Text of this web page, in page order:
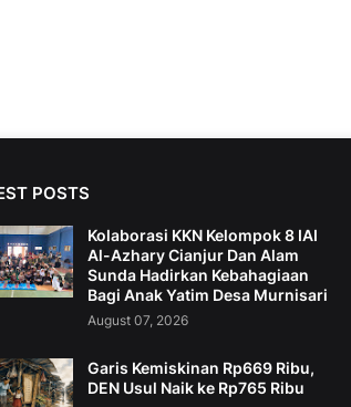
POSTS
Kolaborasi KKN Kelompok 8 IAI
Al-Azhary Cianjur Dan Alam
Sunda Hadirkan Kebahagiaan
Bagi Anak Yatim Desa Murnisari
August 07, 2026
Garis Kemiskinan Rp669 Ribu,
DEN Usul Naik ke Rp765 Ribu